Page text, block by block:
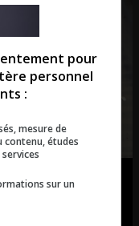
rouge
pour
personnel
:
mesure de
contenu, études
sur un